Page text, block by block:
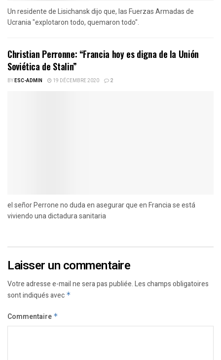
Un residente de Lisichansk dijo que, las Fuerzas Armadas de
Ucrania "explotaron todo, quemaron todo".
Christian Perronne: “Francia hoy es digna de la Unión
Soviética de Stalin”
BYESC-ADMIN 19 DÉCEMBRE 2020 2
el señor Perrone no duda en asegurar que en Francia se está
viviendo una dictadura sanitaria
Laisser un commentaire
Votre adresse e-mail ne sera pas publiée.Les champs obligatoires
sont indiqués avec *
Commentaire *